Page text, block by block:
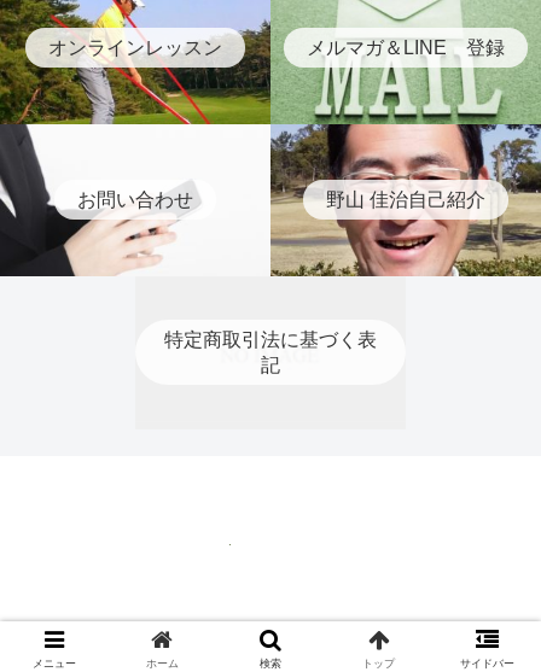
オンラインレッスン メルマガ＆LINE 登録
お問い合わせ 野山 佳治自己紹介
特定商取引法に基づく表
記
© 2020 ティーチングプロ 野山 佳治.
メニュー ホーム 検索 トップ サイドバー